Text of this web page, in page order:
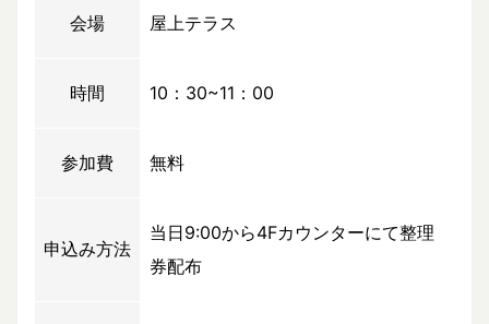
会場 屋上テラス
時間 10：30~11：00
参加費 無料
申込み方法
当日9:00から4Fカウンターにて整理
券配布